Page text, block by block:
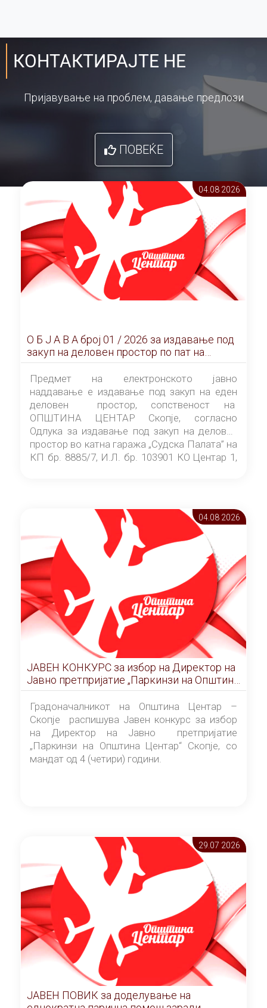
КОНТАКТИРАЈТЕ НЕ
Пријавување на проблем, давање предлози
ПОВЕЌЕ
04.08 2026
О Б Ј А В А брoj 01 / 2026 за издавање под
закуп на деловен простор по пат на
ЕЛЕКТРОНСКО ЈАВНО НАДДАВАЊЕ
Предмет на електронското јавно
наддавање е издавање под закуп на еден
деловен простор, сопственост на
ОПШТИНА ЦЕНТАР Скопје, согласно
Одлука за издавање под закуп на деловен
простор во катна гаража „Судска Палата” на
КП бр. 8885/7, И.Л. бр. 103901 КО Центар 1,
Скопје” број 9/2026), за времетраење од 3
(три) години од денот на потпишувањето на
Договорот за закуп со најповолниот
понудувач.
04.08 2026
ЈАВЕН КОНКУРС за избор на Директор на
Јавно претпријатие „Паркинзи на Општина
Центар“ – Скопје
Градоначалникот на Општина Центар –
Скопје распишува Јавен конкурс за избор
на Директор на Јавно претпријатие
„Паркинзи на Општина Центар“ Скопје, со
мандат од 4 (четири) години.
29.07 2026
ЈАВЕН ПОВИК за доделување на